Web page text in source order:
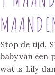
Stop de tijd.
baby van een
wat is Lily